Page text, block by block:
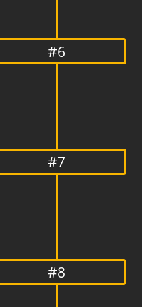
#6
#7
#8